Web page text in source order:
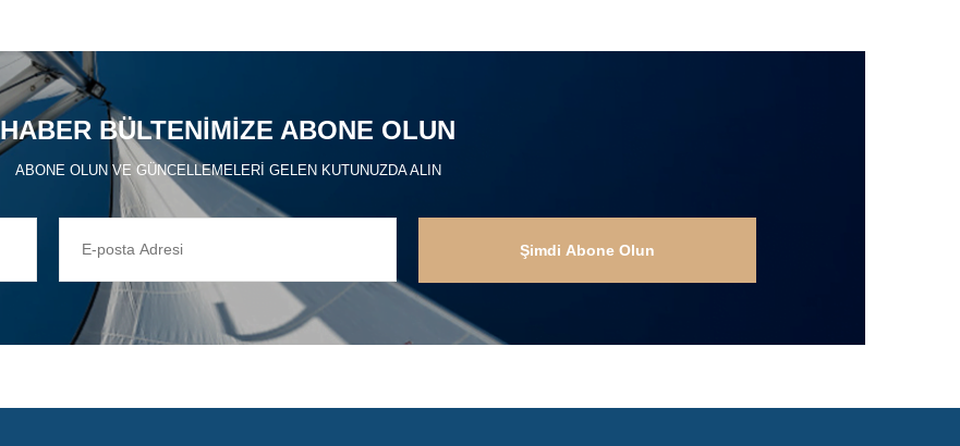
HABER BÜLTENIMIZE ABONE OLUN
ABONE OLUN VE GÜNCELLEMELERI GELEN KUTUNUZDA ALIN
Şimdi Abone Olun